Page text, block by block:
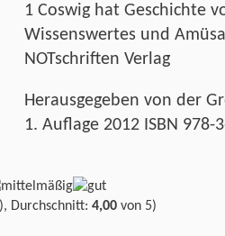
1 Coswig hat Geschichte
Wissenswertes und
NOTschriften Verlag
Herausgegeben von der
1. Auflage 2012 ISBN 978-
Durchschnitt: 4,00 von 5)